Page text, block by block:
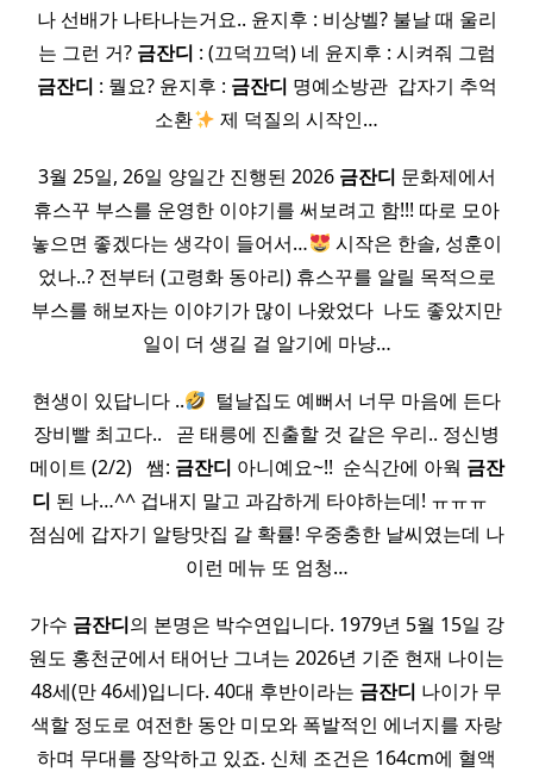
나 선배가 나타나는거요.. 윤지후 : 비상벨? 불날 때 울리
는 그런 거? 금잔디 : (끄덕끄덕) 네 윤지후 : 시켜줘 그럼
금잔디 : 뭘요? 윤지후 : 금잔디 명예소방관 ​ 갑자기 추억
소환
제 덕질의 시작인…
3월 25일, 26일 양일간 진행된 2026 금잔디 문화제에서
휴스꾸 부스를 운영한 이야기를 써보려고 함!!! 따로 모아
놓으면 좋겠다는 생각이 들어서…
시작은 한솔, 성훈이
었나..? 전부터 (고령화 동아리) 휴스꾸를 알릴 목적으로
부스를 해보자는 이야기가 많이 나왔었다 ​ 나도 좋았지만
일이 더 생길 걸 알기에 마냥…
현생이 있답니다 ..
​ 털날집도 예뻐서 너무 마음에 든다
장비빨 최고다.. ​ ​ 곧 태릉에 진출할 것 같은 우리.. 정신병
메이트 (2/2) ​ ​ 쌤: 금잔디 아니예요~!! ​ 순식간에 아웍 금잔
디 된 나…^^ 겁내지 말고 과감하게 타야하는데! ㅠㅠㅠ ​ ​ ​
점심에 갑자기 알탕맛집 갈 확률! 우중충한 날씨였는데 나
이런 메뉴 또 엄청…
가수 금잔디의 본명은 박수연입니다. 1979년 5월 15일 강
원도 홍천군에서 태어난 그녀는 2026년 기준 현재 나이는
48세(만 46세)입니다. 40대 후반이라는 금잔디 나이가 무
색할 정도로 여전한 동안 미모와 폭발적인 에너지를 자랑
하며 무대를 장악하고 있죠. 신체 조건은 164cm에 혈액